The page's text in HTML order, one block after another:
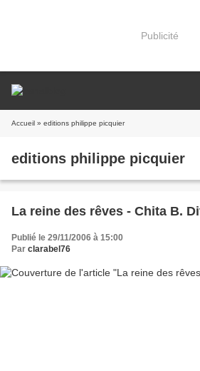
Publicité
Accueil » editions philippe picquier
editions philippe picquier
La reine des rêves - Chita B.
Publié le 29/11/2006 à 15:00
Par clarabel76